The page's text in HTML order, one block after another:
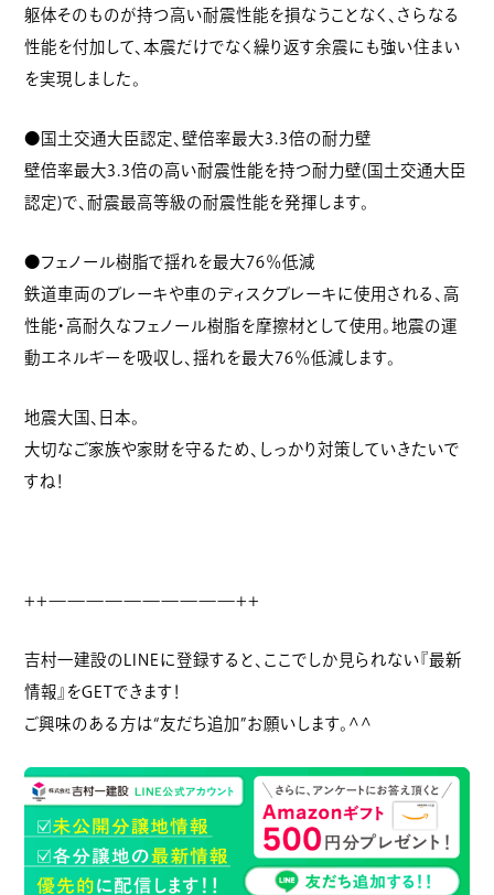
躯体そのものが持つ高い耐震性能を損なうことなく、さらなる
性能を付加して、本震だけでなく繰り返す余震にも強い住まい
を実現しました。
●国土交通大臣認定、壁倍率最大3.3倍の耐力壁
壁倍率最大3.3倍の高い耐震性能を持つ耐力壁(国土交通大臣
認定)で、耐震最高等級の耐震性能を発揮します。
●フェノール樹脂で揺れを最大76％低減
鉄道車両のブレーキや車のディスクブレーキに使用される、高
性能・高耐久なフェノール樹脂を摩擦材として使用。地震の運
動エネルギーを吸収し、揺れを最大76％低減します。
地震大国、日本。
大切なご家族や家財を守るため、しっかり対策していきたいで
すね！
++——————————++
吉村一建設のLINEに登録すると、ここでしか見られない『最新
情報』をGETできます！
ご興味のある方は“友だち追加”お願いします。^^